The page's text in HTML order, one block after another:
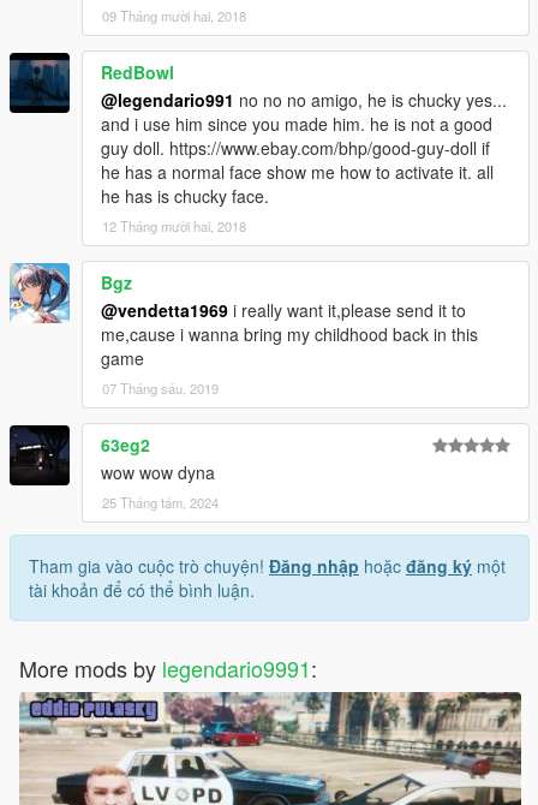
09 Tháng mười hai, 2018
RedBowl
@legendario991 no no no amigo, he is chucky yes...
and i use him since you made him. he is not a good
guy doll. https://www.ebay.com/bhp/good-guy-doll if
he has a normal face show me how to activate it. all
he has is chucky face.
12 Tháng mười hai, 2018
Bgz
@vendetta1969 i really want it,please send it to
me,cause i wanna bring my childhood back in this
game
07 Tháng sáu, 2019
63eg2
wow wow dyna
25 Tháng tám, 2024
Tham gia vào cuộc trò chuyện! Đăng nhập hoặc đăng ký một
tài khoản để có thể bình luận.
More mods by legendario9991: